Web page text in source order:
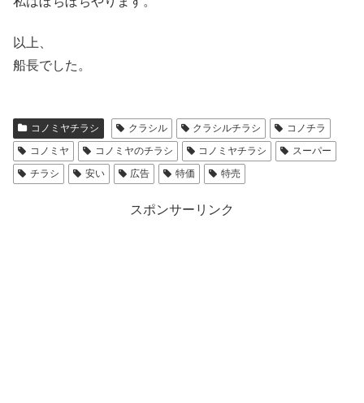
以上、
船長でした。
コノミヤチラシ クラシル クラシルチラシ
コノチラ
コノミヤ
コノミヤのチラシ コノミヤチラシ
スーパー
チラシ
安い 広告 特価 特売
スポンサーリンク